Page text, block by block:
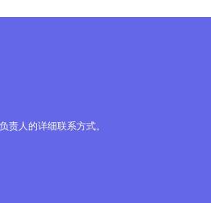
责人的详细联系方式。